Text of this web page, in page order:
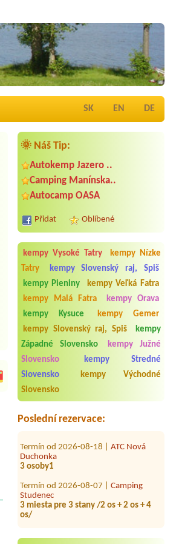
SK EN DE
🌞 Náš Tip:
Autokemp Jazero ..
Camping Manínska..
Autocamp OASA
Přidat Oblíbené
kempy Vysoké Tatry
kempy Nízke
Tatry
kempy Slovenský raj, Spiš
kempy Pieniny
kempy Veľká Fatra
kempy Malá Fatra
kempy Orava
kempy Kysuce
kempy Gemer
kempy Slovenský raj, Spiš
kempy
Západné Slovensko
kempy Južné
Slovensko
kempy Stredné
Slovensko
kempy Východné
Slovensko
Poslední rezervace:
Termín od 2026-08-03 |
Penzión a
Hotel Dedinky, stanový tábor
1 stan+ 2 dospely+ 4 deti +2auta +pes
dolina
Duchonka
3 osoby1
Studenec
3 miesta pre 3 stany /2 os + 2 os + 4
os/